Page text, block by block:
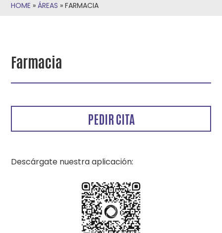
HOME »ÁREAS »FARMACIA
Farmacia
PEDIR CITA
Descárgate nuestra aplicación: